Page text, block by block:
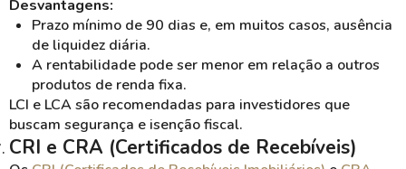
Desvantagens:
Prazo mínimo de 90 dias e, em muitos casos, ausência
de liquidez diária.
A rentabilidade pode ser menor em relação a outros
produtos de renda fixa.
LCI e LCA são recomendadas para investidores que
buscam segurança e isenção fiscal.
CRI e CRA (Certificados de Recebíveis)